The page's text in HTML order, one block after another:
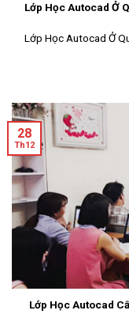
Lớp Học Autocad Ở
Lớp Học Autocad Ở
Lớp Học Autocad
28
Th12